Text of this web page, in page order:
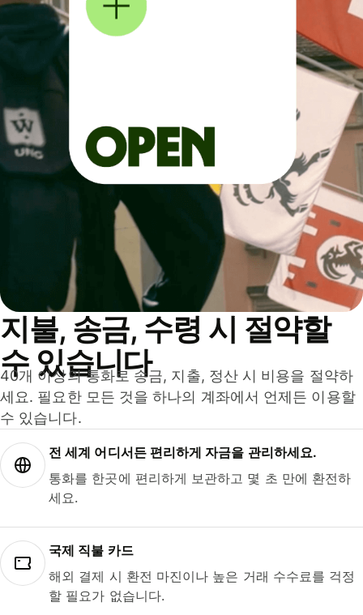
지불, 송금, 수령 시 절약할
수 있습니다
40개 이상의 통화로 송금, 지출, 정산 시 비용을 절약하
세요. 필요한 모든 것을 하나의 계좌에서 언제든 이용할
수 있습니다.
전 세계 어디서든 편리하게 자금을 관리하세요.
통화를 한곳에 편리하게 보관하고 몇 초 만에 환전하
세요.
국제 직불 카드
해외 결제 시 환전 마진이나 높은 거래 수수료를 걱정
할 필요가 없습니다.